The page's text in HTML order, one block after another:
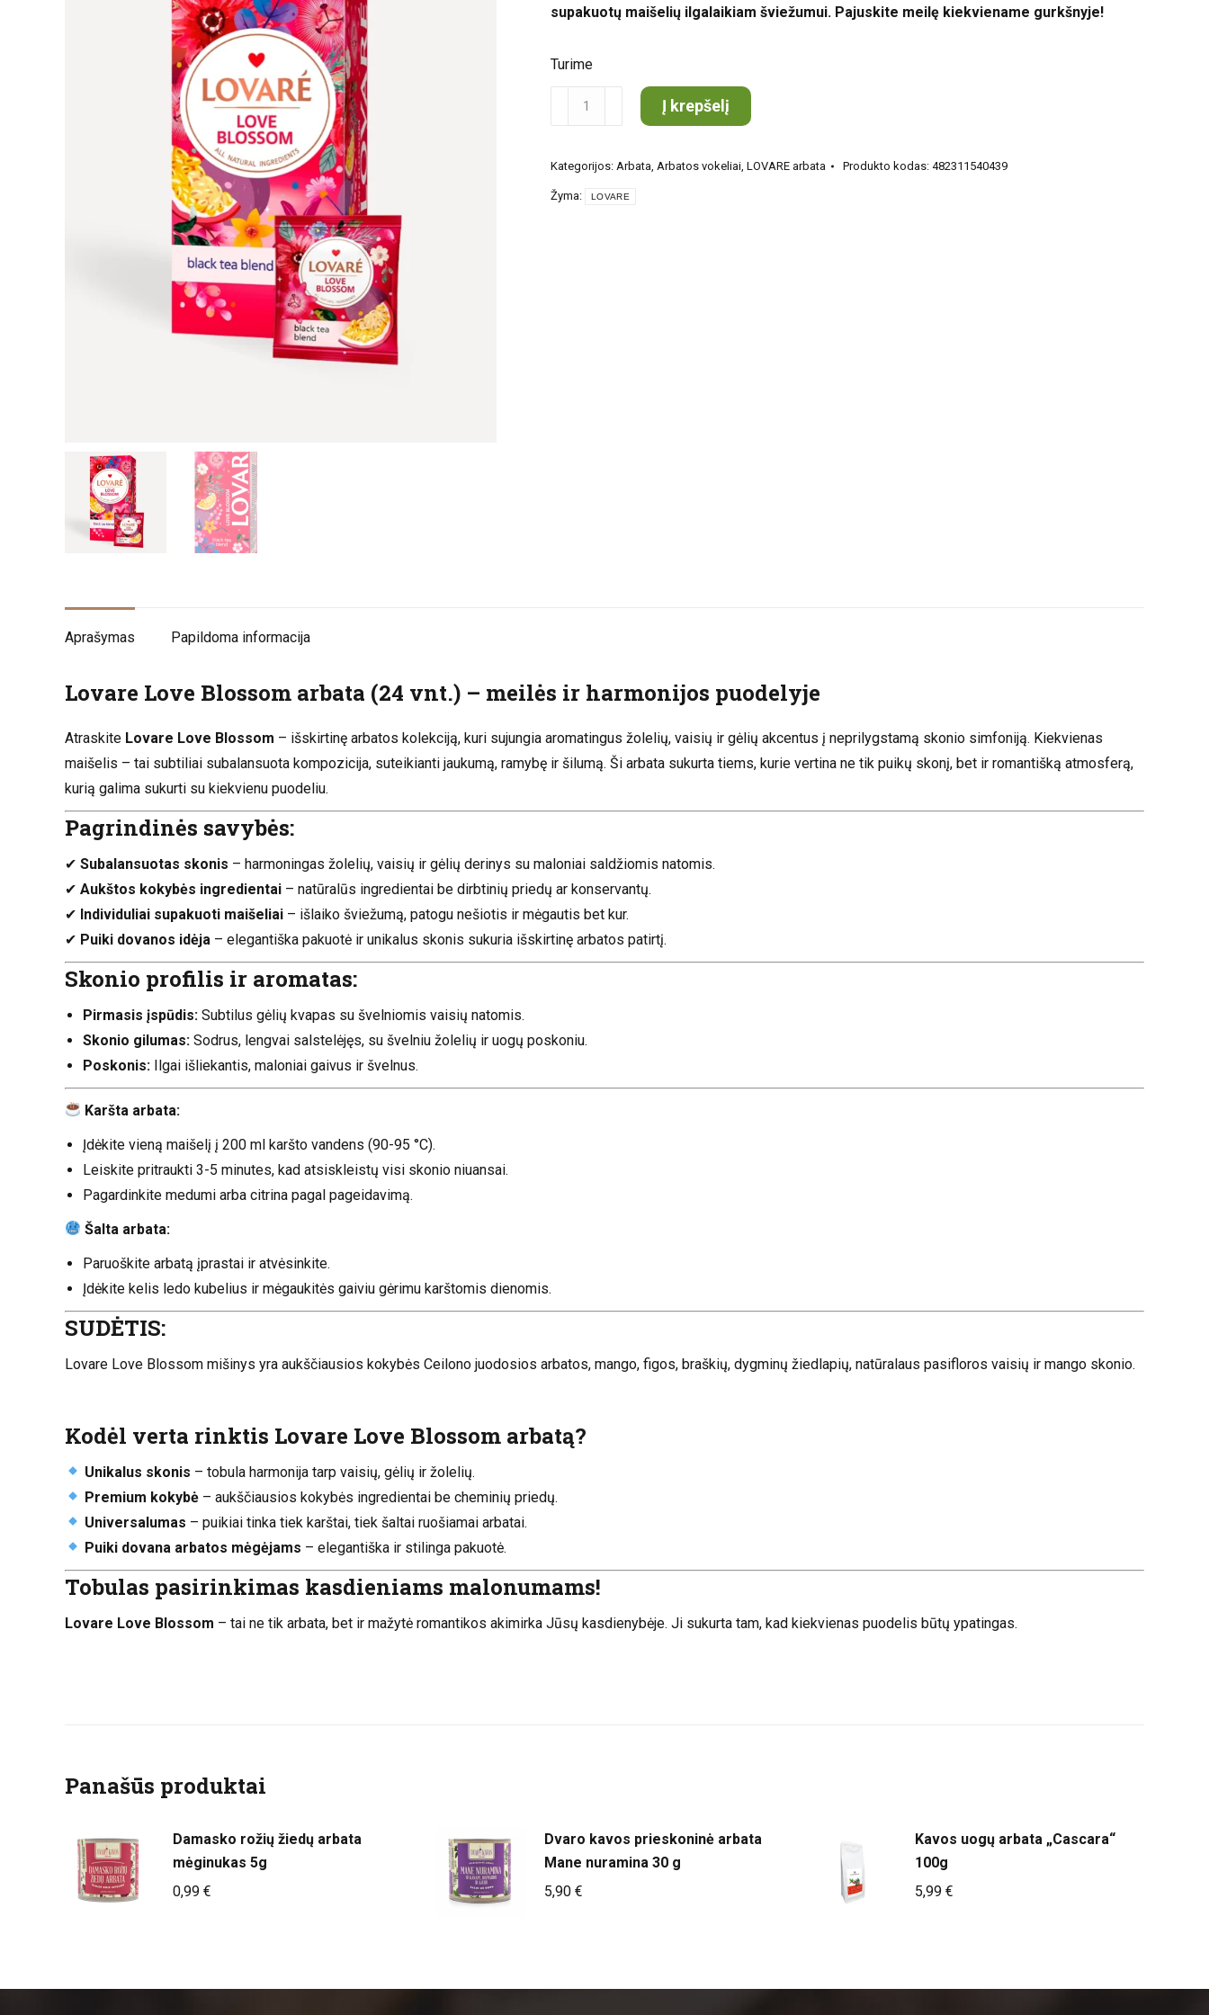
supakuotų maišelių ilgalaikiam šviežumui. Pajuskite meilę kiekviename gurkšnyje!
Turime
produkto
kiekis:
Love
Blossom
Į krepšelį
Kategorijos: Arbata, Arbatos vokeliai, LOVARE arbata Produkto kodas: 482311540439
Žyma: LOVARE
Aprašymas Papildoma informacija
Lovare Love Blossom arbata (24 vnt.) – meilės ir harmonijos puodelyje
Atraskite Lovare Love Blossom – išskirtinę arbatos kolekciją, kuri sujungia aromatingus žolelių, vaisių ir gėlių akcentus į neprilygstamą skonio simfoniją. Kiekvienas
maišelis – tai subtiliai subalansuota kompozicija, suteikianti jaukumą, ramybę ir šilumą. Ši arbata sukurta tiems, kurie vertina ne tik puikų skonį, bet ir romantišką atmosferą,
kurią galima sukurti su kiekvienu puodeliu.
Pagrindinės savybės:
✔ Subalansuotas skonis – harmoningas žolelių, vaisių ir gėlių derinys su maloniai saldžiomis natomis.
✔ Aukštos kokybės ingredientai – natūralūs ingredientai be dirbtinių priedų ar konservantų.
✔ Individuliai supakuoti maišeliai – išlaiko šviežumą, patogu nešiotis ir mėgautis bet kur.
✔ Puiki dovanos idėja – elegantiška pakuotė ir unikalus skonis sukuria išskirtinę arbatos patirtį.
Skonio profilis ir aromatas:
Pirmasis įspūdis: Subtilus gėlių kvapas su švelniomis vaisių natomis.
Skonio gilumas: Sodrus, lengvai salstelėjęs, su švelniu žolelių ir uogų poskoniu.
Poskonis: Ilgai išliekantis, maloniai gaivus ir švelnus.
Karšta arbata:
Įdėkite vieną maišelį į 200 ml karšto vandens (90-95 °C).
Leiskite pritraukti 3-5 minutes, kad atsiskleistų visi skonio niuansai.
Pagardinkite medumi arba citrina pagal pageidavimą.
Šalta arbata:
Paruoškite arbatą įprastai ir atvėsinkite.
Įdėkite kelis ledo kubelius ir mėgaukitės gaiviu gėrimu karštomis dienomis.
SUDĖTIS:
Lovare Love Blossom mišinys yra aukščiausios kokybės Ceilono juodosios arbatos, mango, figos, braškių, dygminų žiedlapių, natūralaus pasifloros vaisių ir mango skonio.
Kodėl verta rinktis Lovare Love Blossom arbatą?
Unikalus skonis – tobula harmonija tarp vaisių, gėlių ir žolelių.
Premium kokybė – aukščiausios kokybės ingredientai be cheminių priedų.
Universalumas – puikiai tinka tiek karštai, tiek šaltai ruošiamai arbatai.
Puiki dovana arbatos mėgėjams – elegantiška ir stilinga pakuotė.
Tobulas pasirinkimas kasdieniams malonumams!
Lovare Love Blossom – tai ne tik arbata, bet ir mažytė romantikos akimirka Jūsų kasdienybėje. Ji sukurta tam, kad kiekvienas puodelis būtų ypatingas.
Panašūs produktai
Damasko rožių žiedų arbata
mėginukas 5g
0,99 €
Dvaro kavos prieskoninė arbata
Mane nuramina 30 g
5,90 €
Kavos uogų arbata „Cascara“
100g
5,99 €